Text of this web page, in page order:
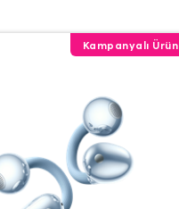
Kampanyalı Ürün